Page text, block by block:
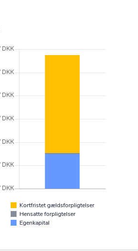
Kortfristet gældsforpligtelser
Hensatte forpligtelser
Egenkapital